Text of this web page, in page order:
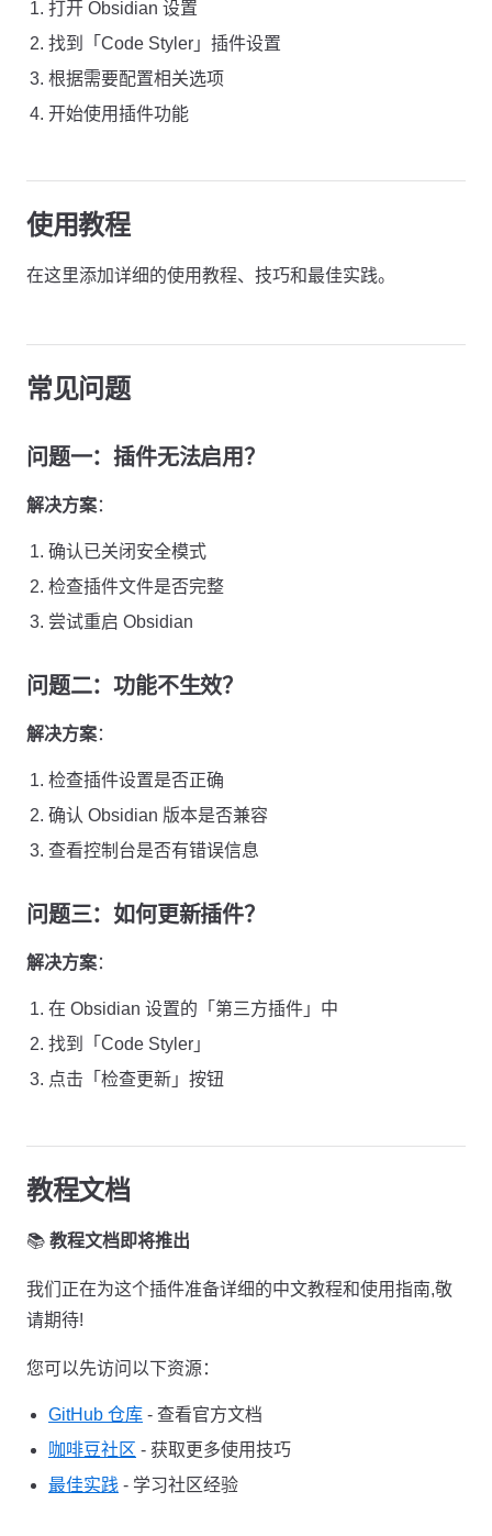
打开 Obsidian 设置
找到「Code Styler」插件设置
根据需要配置相关选项
开始使用插件功能
使用教程
在这里添加详细的使用教程、技巧和最佳实践。
常见问题
问题一：插件无法启用？
解决方案：
确认已关闭安全模式
检查插件文件是否完整
尝试重启 Obsidian
问题二：功能不生效？
解决方案：
检查插件设置是否正确
确认 Obsidian 版本是否兼容
查看控制台是否有错误信息
问题三：如何更新插件？
解决方案：
在 Obsidian 设置的「第三方插件」中
找到「Code Styler」
点击「检查更新」按钮
教程文档
📚 教程文档即将推出
我们正在为这个插件准备详细的中文教程和使用指南,敬
请期待!
您可以先访问以下资源：
GitHub 仓库 - 查看官方文档
咖啡豆社区 - 获取更多使用技巧
最佳实践 - 学习社区经验